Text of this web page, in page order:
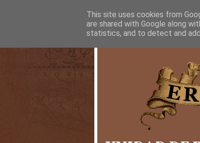
This site uses cookies from
are shared with Google along
statistics, and to detect and